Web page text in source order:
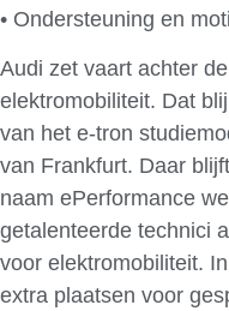
• Ondersteuning en
Audi zet vaart achter
elektromobiliteit. Dat
van het e-tron
van Frankfurt. Daar
naam ePerformance
getalenteerde technici
voor elektromobiliteit.
extra plaatsen voor